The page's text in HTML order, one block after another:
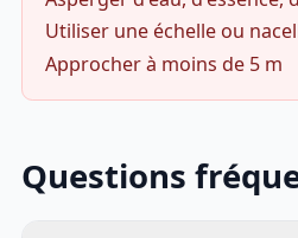
Utiliser une échelle ou
Approcher à moins de 5 m
Questions